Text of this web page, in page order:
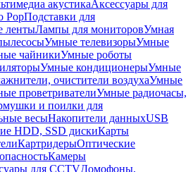
акустикаАксессуары для
PopПодставки для
лентыЛампы для мониторовУмная
Умные телевизорыУмные
чайникиУмные роботы
Умные кондиционерыУмные
очистители воздухаУмные
проветривателиУмные радиочасы,
и поилки для
весыНакопители данныхUSB
HDD, SSD дискиКарты
КартридерыОптические
Камеры
для CCTVДомофоны,